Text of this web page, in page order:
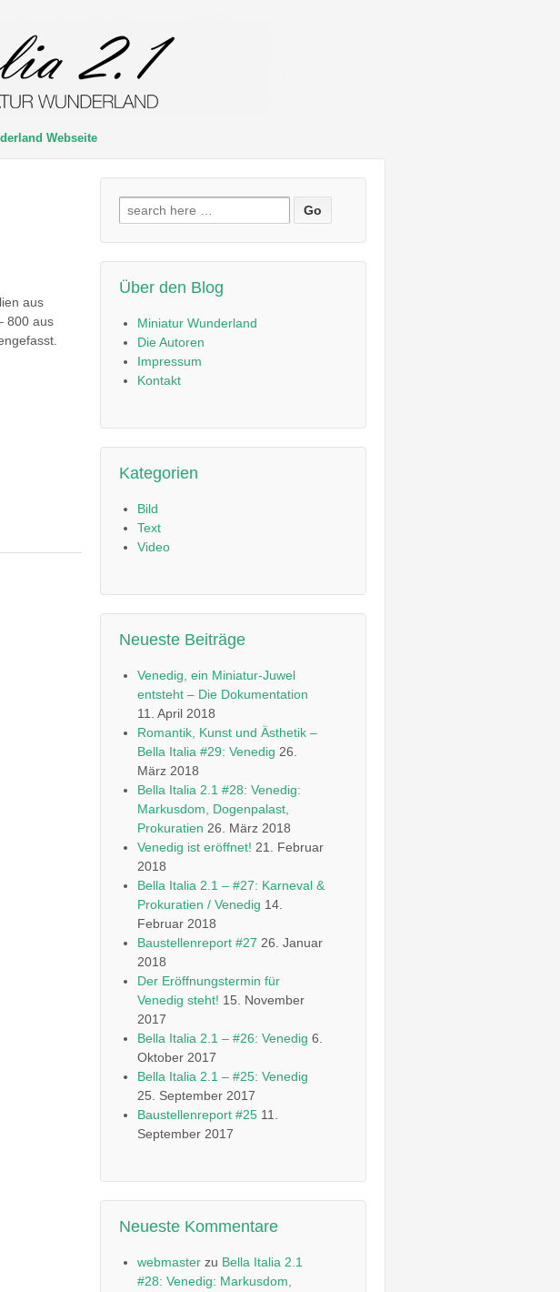
Webseite
aus
800 aus
Suchen
nach:
Über den Blog
Miniatur Wunderland
Die Autoren
Impressum
Kontakt
Kategorien
Bild
Text
Video
Neueste Beiträge
Venedig, ein Miniatur-Juwel
entsteht – Die Dokumentation
11. April 2018
Romantik, Kunst und Ästhetik –
Bella Italia #29: Venedig 26.
März 2018
Bella Italia 2.1 #28: Venedig:
Markusdom, Dogenpalast,
Prokuratien 26. März 2018
Venedig ist eröffnet! 21. Februar
2018
Bella Italia 2.1 – #27: Karneval &
Prokuratien / Venedig 14.
Februar 2018
Baustellenreport #27 26. Januar
2018
Der Eröffnungstermin für
Venedig steht! 15. November
2017
Bella Italia 2.1 – #26: Venedig 6.
Oktober 2017
Bella Italia 2.1 – #25: Venedig
25. September 2017
Baustellenreport #25 11.
September 2017
Neueste Kommentare
webmaster zu Bella Italia 2.1
#28: Venedig: Markusdom,